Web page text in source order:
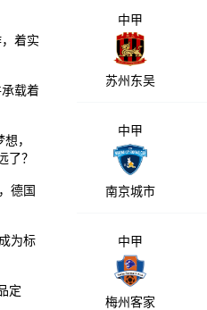
着实
载着
，
了？
德国
为标
定
中甲
苏州东吴
中甲
南京城市
中甲
梅州客家